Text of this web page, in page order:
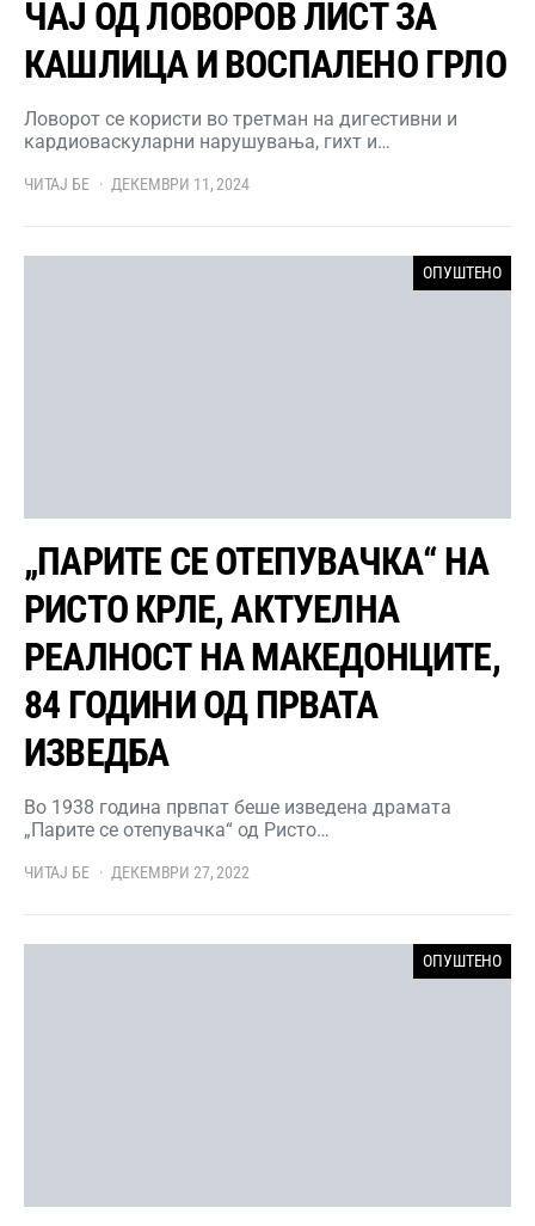
ЧАЈ ОД ЛОВОРОВ ЛИСТ ЗА
КАШЛИЦА И ВОСПАЛЕНО ГРЛО
Ловорот се користи во третман на дигестивни и
кардиоваскуларни нарушувања, гихт и…
ЧИТАЈ БЕ ДЕКЕМВРИ 11, 2024
ОПУШТЕНО
„ПАРИТЕ СЕ ОТЕПУВАЧКА“ НА
РИСТО КРЛЕ, АКТУЕЛНА
РЕАЛНОСТ НА МАКЕДОНЦИТЕ,
84 ГОДИНИ ОД ПРВАТА
ИЗВЕДБА
Во 1938 година првпат беше изведена драмата
„Парите се отепувачка“ од Ристо…
ЧИТАЈ БЕ ДЕКЕМВРИ 27, 2022
ОПУШТЕНО